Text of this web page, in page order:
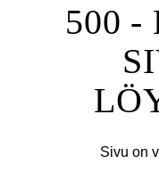
500 -
Sivu on